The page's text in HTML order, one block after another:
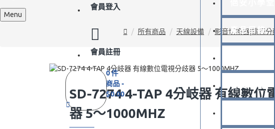
會員登入
會員註冊
0 件
商品 -
$0.00
產品目錄
會員專區
Menu
所有商品 天線設備 影音切換器|電視分
SD-7274 4-TAP 4分岐器 有線數位
器 5～1000MHZ